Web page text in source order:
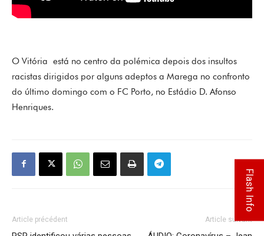
O Vitória está no centro da polémica depois dos insultos
racistas dirigidos por alguns adeptos a Marega no confronto
do último domingo com o FC Porto, no Estádio D. Afonso
Henriques.
Article précédent Article suivant
Flash Info